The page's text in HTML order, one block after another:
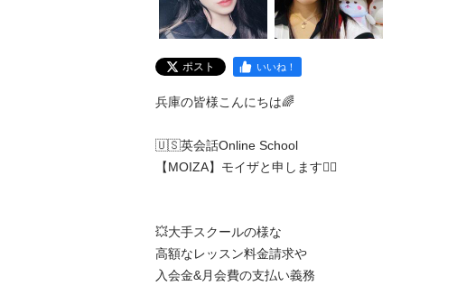
ポスト いいね！
兵庫の皆様こんにちは🌈
🇺🇸英会話Online School
【MOIZA】モイザと申します🙇‍♂️
️💥大手スクールの様な
高額なレッスン料金請求や
入会金&月会費の支払い義務